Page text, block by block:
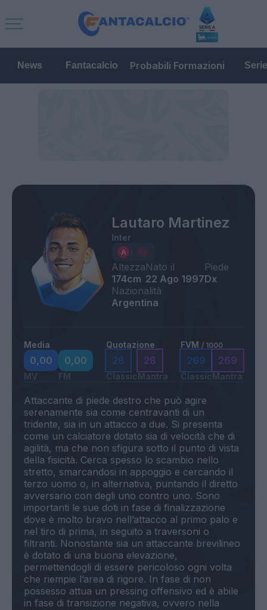
News Fantacalcio Probabili Formazioni
Lautaro Martinez
Inter
Altezza
174cm
Nato il
22 Ago 1997
Piede
Dx
Nazionalità
Argentina
Media
0,00
MV
0,00
FM
Quotazione
28
Classic
28
Mantra
FVM / 1000
269
Classic
269
Mantra
Attaccante di piede destro che può agire
serenamente sia come centravanti di un
tridente, sia in un attacco a due. Si presenta
come un calciatore dotato sia di velocità che di
agilità, ma che non sfigura sotto il punto di vista
della fisicità. Cerca spesso lo scambio nello
stretto, smarcandosi in appoggio e cercando il
terzo uomo o, in alternativa, puntando il diretto
avversario con degli uno contro uno. Sono
importanti le sue doti in fase di finalizzazione
dove è molto bravo nell’attacco al primo palo e
nel tiro di prima, in seguito a traversoni o
filtranti. Nonostante sia un attaccante brevilineo
è dotato di una buona elevazione,
permettendogli di essere pericoloso ogni volta
che riempie l’area di rigore. In fase di non
possesso attua un pressing offensivo ed è abile
in fase di transizione negativa, ovvero nella